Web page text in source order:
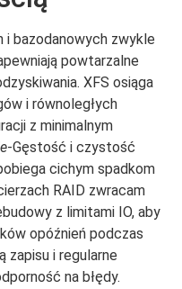
i bazodanowych zwykle
powtarzalne
XFS osiąga
i równoległych
z minimalnym
-Gęstość i czystość
cichym spadkom
RAID zwracam
z limitami IO, aby
opóźnień podczas
zapisu i regularne
na błędy.